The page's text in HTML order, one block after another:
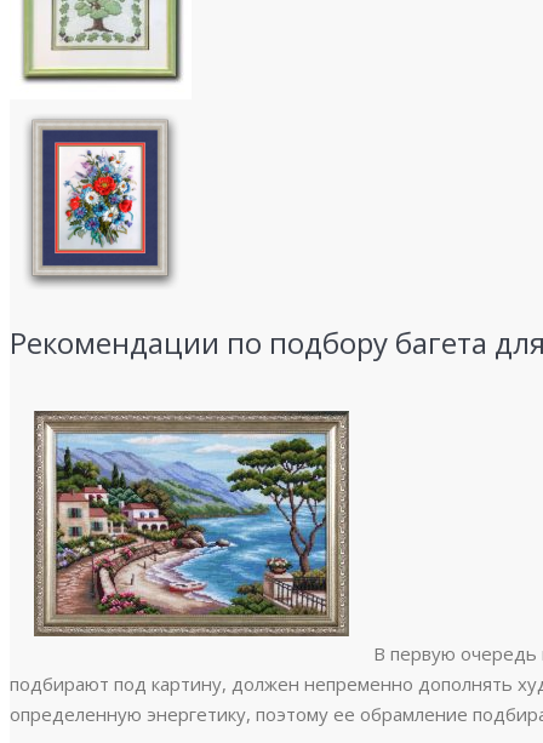
Рекомендации по подбору багета
В первую очередь
подбирают под картину, должен непременно дополнять
определенную энергетику, поэтому ее обрамление